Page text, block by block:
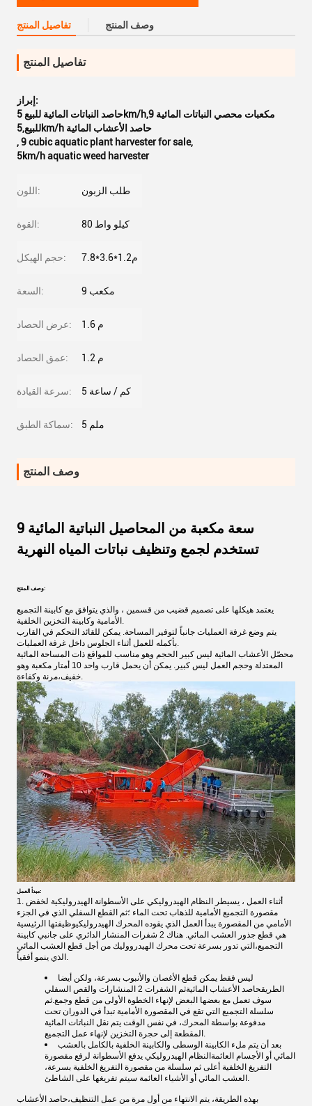
تفاصيل المنتج وصف المنتج
تفاصيل المنتج
إبراز:
حاصد النباتات المائية للبيع 5km/h,9 مكعبات محصي النباتات المائية
للبيع,5km/h حاصد الأعشاب المائية
,9 cubic aquatic plant harvester for sale,
5km/h aquatic weed harvester
اللون: طلب الزبون
القوة: 80 كيلو واط
حجم الهيكل: 7.8*3.6*1.2م
السعة: 9 مكعب
عرض الحصاد: 1.6 م
عمق الحصاد: 1.2 م
سرعة القيادة: 5 كم / ساعة
سماكة الطبق: 5 ملم
وصف المنتج
9 سعة مكعبة من المحاصيل النباتية المائية
تستخدم لجمع وتنظيف نباتات المياه النهرية
وصف المنتج:
يعتمد هيكلها على تصميم قضيب من قسمين ، والذي يتوافق مع كابينة التجميع
الأمامية وكابينة التخزين الخلفية.
يتم وضع غرفة العمليات جانباً لتوفير المساحة. يمكن للقائد التحكم في القارب
بأكمله للعمل أثناء الجلوس داخل غرفة العمليات.
محصّل الأعشاب المائية ليس كبير الحجم وهو مناسب للمواقع ذات المساحة المائية
المعتدلة وحجم العمل ليس كبير. يمكن أن يحمل قارب واحد 10 أمتار مكعبة وهو
خفيف،مرنة وكفاءة.
مبدأ العمل:
1. أثناء العمل ، يسيطر النظام الهيدروليكي على الأسطوانة الهيدروليكية لخفض
مقصورة التجميع الأمامية للذهاب تحت الماء ؛ثم القطع السفلي الذي في الجزء
الأمامي من المقصورة يبدأ العمل الذي يقوده المحرك الهيدروليكيوظيفتها الرئيسية
هي قطع جذور العشب المائي. هناك 2 شفرات المنشار الدائري على جانبي كابينة
التجميع،التي تدور بسرعة تحت محرك الهيدرووليك من أجل قطع العشب المائي
الذي ينمو أفقياً.
ليس فقط يمكن قطع الأغصان والأنبوب بسرعة، ولكن أيضا
الطريقحاصد الأعشاب المائية
ثم الشفرات 2 المنشارات والقص السفلي
سوف تعمل مع بعضها البعض لإنهاء الخطوة الأولى من قطع وجمع.ثم
سلسلة التجميع التي تقع في المقصورة الأمامية تبدأ في الدوران تحت
مدفوعة بواسطة المحرك، في نفس الوقت يتم نقل النباتات المائية
المقطعة إلى حجرة التخزين لإنهاء عمل التجميع.
بعد أن يتم ملء الكابينة الوسطى والكابينة الخلفية بالكامل بالعشب
المائي أو الأجسام العائمةالنظام الهيدروليكي يدفع الأسطوانة لرفع مقصورة
التفريغ الخلفية أعلى ثم سلسلة من مقصورة التفريغ الخلفية بسرعة،
العشب المائي أو الأشياء العائمة سيتم تفريغها على الشاطئ.
بهذه الطريقة، يتم الانتهاء من أول مرة من عمل التنظيف،حاصد الأعشاب